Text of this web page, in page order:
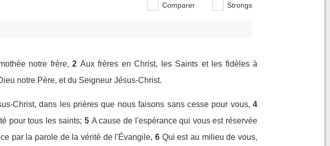
Comparer Strongs
notre frère, 2 Aux frères en Christ, les Saints et les fidèles à
notre Père, et du Seigneur Jésus-Christ.
Christ, dans les prières que nous faisons sans cesse pour vous, 4
pour tous les saints; 5 A cause de l'espérance qui vous est réservée
par la parole de la vérité de l'Évangile, 6 Qui est au milieu de vous,